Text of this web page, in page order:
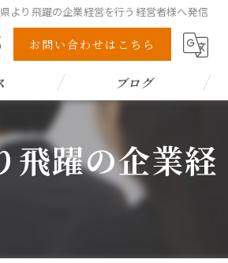
より飛躍の企業経営を行う経営者様へ発信
お問い合わせはこちら
ブログ
飛躍の企業経